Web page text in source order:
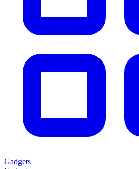
Gadgets